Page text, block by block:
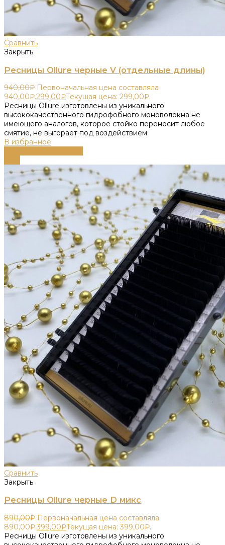
Сравнить
Закрыть
Ресницы Ollure черные V (отдельные длины)
940,00₽ Первоначальная цена составляла
940,00₽.299,00₽Текущая цена: 299,00₽.
Ресницы Ollure изготовлены из уникального
высококачественного гидрофобного моноволокна не
имеющего аналогов, которое стойко переносит любое
смятие, не выгорает под воздействием
В избранное
Сравнить
Закрыть
Ресницы Ollure черные D микс
890,00₽ Первоначальная цена составляла
890,00₽.399,00₽Текущая цена: 399,00₽.
Ресницы Ollure изготовлены из уникального